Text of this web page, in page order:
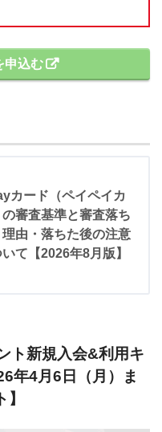
申込む
カード（ペイペイカ
審査基準と審査落ち
理由・落ちた後の注意
て【2026年8月版】
ト新規入会&利用キ
年4月6日（月）ま